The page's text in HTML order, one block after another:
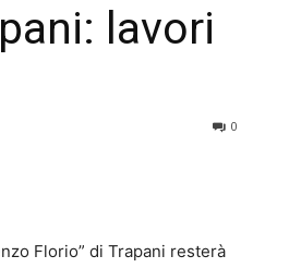
lavori
0
Florio” di Trapani resterà